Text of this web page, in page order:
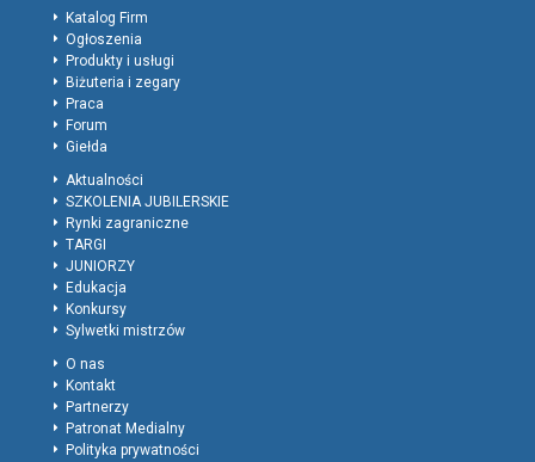
Katalog Firm
Ogłoszenia
Produkty i usługi
Biżuteria i zegary
Praca
Forum
Giełda
Aktualności
SZKOLENIA JUBILERSKIE
Rynki zagraniczne
TARGI
JUNIORZY
Edukacja
Konkursy
Sylwetki mistrzów
O nas
Kontakt
Partnerzy
Patronat Medialny
Polityka prywatności